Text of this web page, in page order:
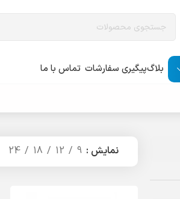
بلاگپیگیری سفارشات تماس با ما
نمایش 9
12
18
24